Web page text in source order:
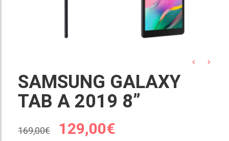
SAMSUNG GALAXY
TAB A 2019 8”
169,00€
Le
129,00€